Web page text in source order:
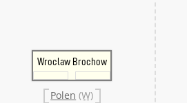
Wroclaw Brochow
Polen (W)